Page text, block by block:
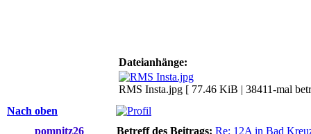
Dateianhänge:
RMS Insta.jpg [ 77.46 KiB | 38411-mal
Nach oben
pomnitz26
Betreff des Beitrags: Re: 12A in Bad